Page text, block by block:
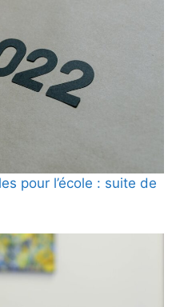
pour l’école : suite de